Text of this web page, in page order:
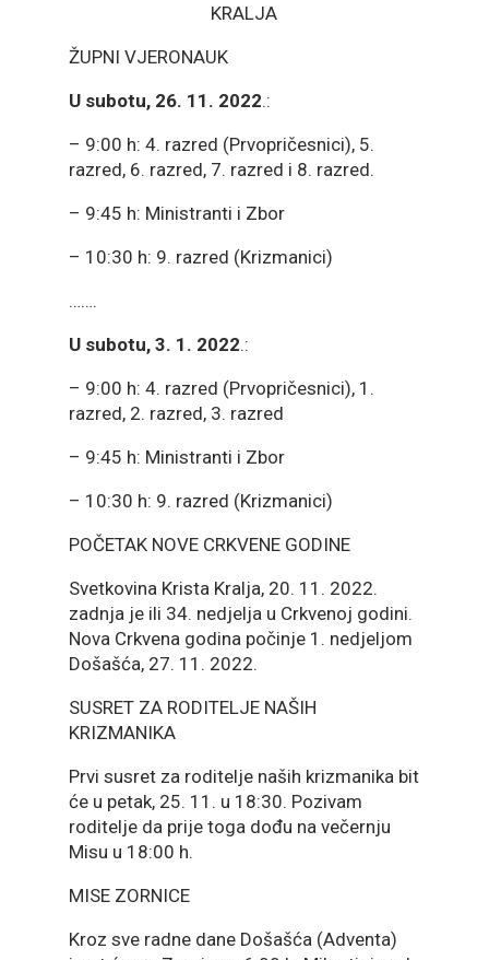
KRALJA
ŽUPNI VJERONAUK
U subotu, 26. 11. 2022.:
– 9:00 h: 4. razred (Prvopričesnici), 5.
razred, 6. razred, 7. razred i 8. razred.
– 9:45 h: Ministranti i Zbor
– 10:30 h: 9. razred (Krizmanici)
…….
U subotu, 3. 1. 2022.:
– 9:00 h: 4. razred (Prvopričesnici), 1.
razred, 2. razred, 3. razred
– 9:45 h: Ministranti i Zbor
– 10:30 h: 9. razred (Krizmanici)
POČETAK NOVE CRKVENE GODINE
Svetkovina Krista Kralja, 20. 11. 2022.
zadnja je ili 34. nedjelja u Crkvenoj godini.
Nova Crkvena godina počinje 1. nedjeljom
Došašća, 27. 11. 2022.
SUSRET ZA RODITELJE NAŠIH
KRIZMANIKA
Prvi susret za roditelje naših krizmanika bit
će u petak, 25. 11. u 18:30. Pozivam
roditelje da prije toga dođu na večernju
Misu u 18:00 h.
MISE ZORNICE
Kroz sve radne dane Došašća (Adventa)